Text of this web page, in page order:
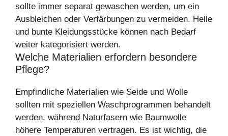
sollte immer separat gewaschen werden, um ein
Ausbleichen oder Verfärbungen zu vermeiden. Helle
und bunte Kleidungsstücke können nach Bedarf
weiter kategorisiert werden.
Welche Materialien erfordern besondere
Pflege?
Empfindliche Materialien wie Seide und Wolle
sollten mit speziellen Waschprogrammen behandelt
werden, während Naturfasern wie Baumwolle
höhere Temperaturen vertragen. Es ist wichtig, die